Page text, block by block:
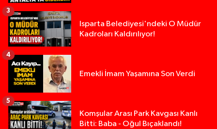
Isparta Belediyesi'ndeki O Müdür
Kadroları Kaldırılıyor!
3
Emekli İmam Yaşamına Son Verdi
4
Komşular Arası Park Kavgası Kanlı
Bitti: Baba - Oğul Bıçaklandı!
5
19:36 |Isparta’da Silah Operasyonu: 165 Tabanca Ele
17:18 |Anız Yangını Kazaya Neden Oldu: 13 Araç